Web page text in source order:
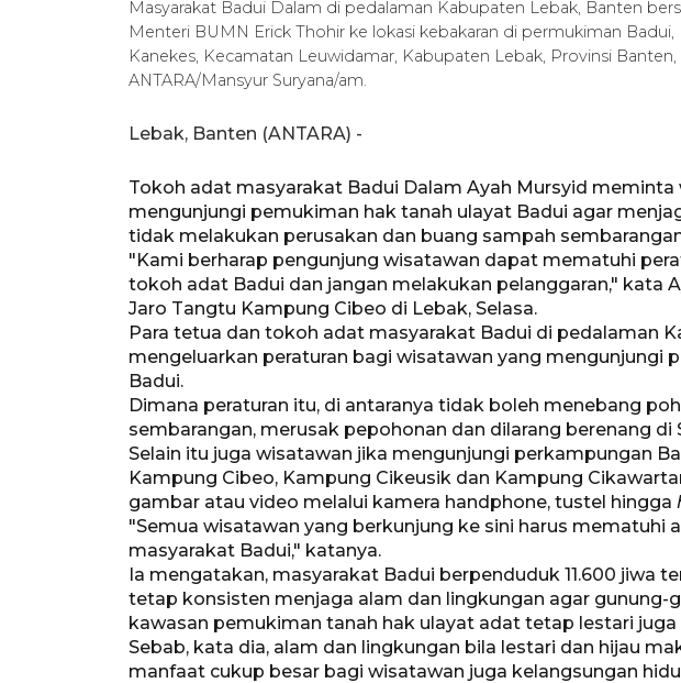
Masyarakat Badui Dalam di pedalaman Kabupaten Lebak, Banten
Menteri BUMN Erick Thohir ke lokasi kebakaran di permukiman
Kanekes, Kecamatan Leuwidamar, Kabupaten Lebak, Provinsi Banten,
ANTARA/Mansyur Suryana/am.
Lebak, Banten (ANTARA) -
Tokoh adat masyarakat Badui Dalam Ayah Mursyid meminta
mengunjungi pemukiman hak tanah ulayat Badui agar
tidak melakukan perusakan dan buang sampah
"Kami berharap pengunjung wisatawan dapat mematuhi
tokoh adat Badui dan jangan melakukan pelanggaran," kata
Jaro Tangtu Kampung Cibeo di Lebak, Selasa.
Para tetua dan tokoh adat masyarakat Badui di pedalaman
mengeluarkan peraturan bagi wisatawan yang mengunjungi
Badui.
Dimana peraturan itu, di antaranya tidak boleh menebang
sembarangan, merusak pepohonan dan dilarang berenang di
Selain itu juga wisatawan jika mengunjungi perkampungan
Kampung Cibeo, Kampung Cikeusik dan Kampung
gambar atau video melalui kamera handphone, tustel hingga
"Semua wisatawan yang berkunjung ke sini harus mematuhi
masyarakat Badui," katanya.
Ia mengatakan, masyarakat Badui berpenduduk 11.600 jiwa
tetap konsisten menjaga alam dan lingkungan agar gunung-
kawasan pemukiman tanah hak ulayat adat tetap lestari juga
Sebab, kata dia, alam dan lingkungan bila lestari dan hijau
manfaat cukup besar bagi wisatawan juga kelangsungan